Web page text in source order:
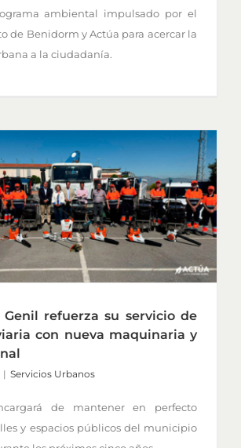
ambiental impulsado por el
de Benidorm y Actúa para acercar la
a la ciudadanía.
Genil refuerza su servicio de
con nueva maquinaria y
| Servicios Urbanos
de mantener en perfecto
y espacios públicos del municipio